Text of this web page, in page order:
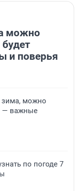
можно
и поверья
зима, можно
— важные
по погоде 7